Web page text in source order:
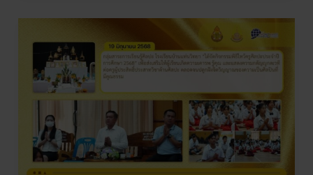
ไหว้
ครู
ศิลปะ
ประจำ
การ
ศึกษา
๒๕๖๘